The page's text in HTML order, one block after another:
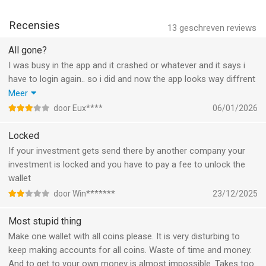
• Jouw sleutels, jouw crypto. Base App is een veilige onchain
wallet waarmee jij de controle hebt over je crypto, NFT's, DeFi-
activiteiten en digitale activa.
• Meld je aan met je e-mailadres, Google- of Apple-account
voor naadloos herstel van je wallet en multifactorauthenticatie,
• Geef je de voorkeur aan een herstelzin of wachtwoord?
Cloudback-ups helpen jou om te voorkomen dat je de toegang
verliest.
• Ingebouwde bescherming tegen kwaadwillende websites en
phishing-aanvallen.
Wereldwijde toegang: beschikbaar in 20 talen en meer dan 170
landen.
–
*Het beloningspercentage (tot 3,35% APY) kan worden
Up to 3.35% APY on USDC - paid monthly, right to your wallet.
Instant global transfers, sponsored fees, seamless
onboarding.
Follow us on X @baseapp to stay up to date on launches!
13 geschreven reviews
Recensies
All gone?
I was busy in the app and it crashed or whatever and it says i
have to login again.. so i did and now the app looks way diffrent
and no assests anymore.. everything is gone..
i have not installed any other app i allways start the base app..
Can some one help me with this!?!
Meer
door Eux**** 06/01/2026
Locked
If your investment gets send there by another company your
investment is locked and you have to pay a fee to unlock the
wallet
door Win******* 23/12/2025
Most stupid thing
Make one wallet with all coins please. It is very disturbing to
keep making accounts for all coins. Waste of time and money.
And to get to your own money is almost impossible. Takes too